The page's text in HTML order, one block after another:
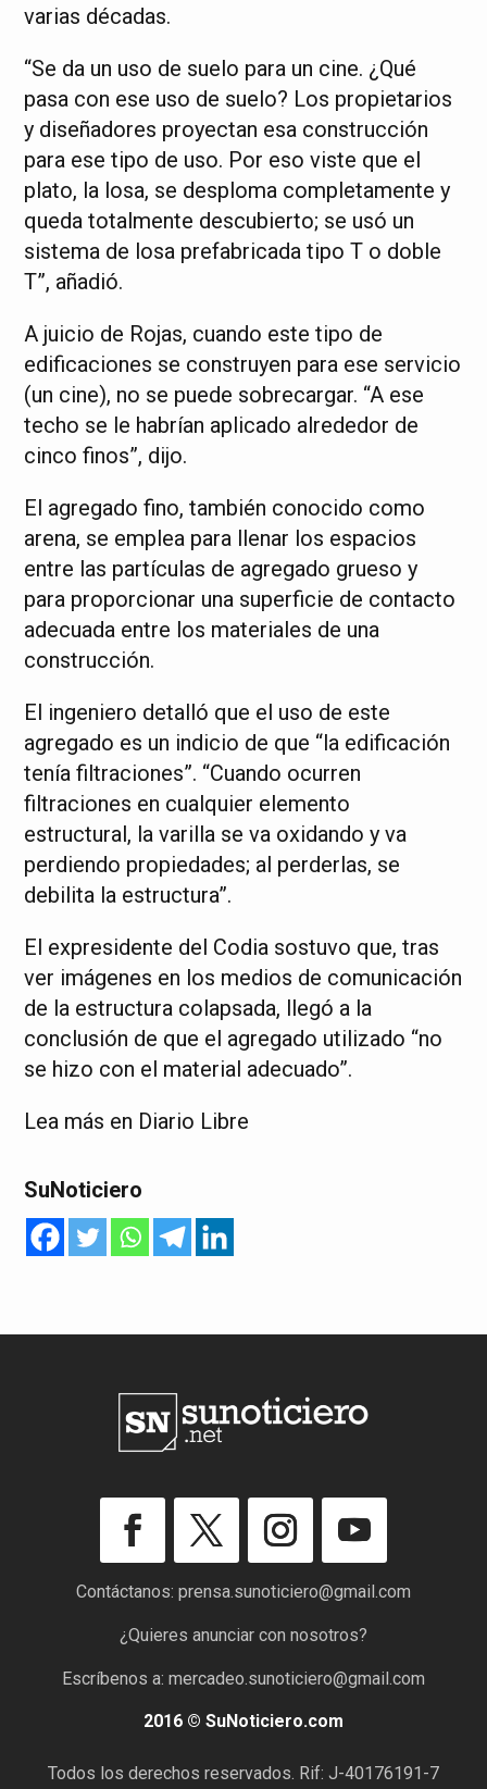
varias décadas.
“Se da un uso de suelo para un cine. ¿Qué
pasa con ese uso de suelo? Los propietarios
y diseñadores proyectan esa construcción
para ese tipo de uso. Por eso viste que el
plato, la losa, se desploma completamente y
queda totalmente descubierto; se usó un
sistema de losa prefabricada tipo T o doble
T”, añadió.
A juicio de Rojas, cuando este tipo de
edificaciones se construyen para ese servicio
(un cine), no se puede sobrecargar. “A ese
techo se le habrían aplicado alrededor de
cinco finos”, dijo.
El agregado fino, también conocido como
arena, se emplea para llenar los espacios
entre las partículas de agregado grueso y
para proporcionar una superficie de contacto
adecuada entre los materiales de una
construcción.
El ingeniero detalló que el uso de este
agregado es un indicio de que “la edificación
tenía filtraciones”. “Cuando ocurren
filtraciones en cualquier elemento
estructural, la varilla se va oxidando y va
perdiendo propiedades; al perderlas, se
debilita la estructura”.
El expresidente del Codia sostuvo que, tras
ver imágenes en los medios de comunicación
de la estructura colapsada, llegó a la
conclusión de que el agregado utilizado “no
se hizo con el material adecuado”.
Lea más en Diario Libre
SuNoticiero
Contáctanos: prensa.sunoticiero@gmail.com
¿Quieres anunciar con nosotros?
Escríbenos a: mercadeo.sunoticiero@gmail.com
2016 © SuNoticiero.com
Todos los derechos reservados. Rif: J-40176191-7